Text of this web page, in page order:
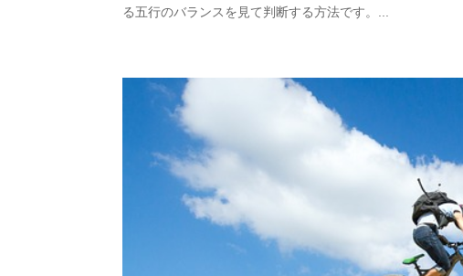
る五行のバランスを見て判断する方法です。...